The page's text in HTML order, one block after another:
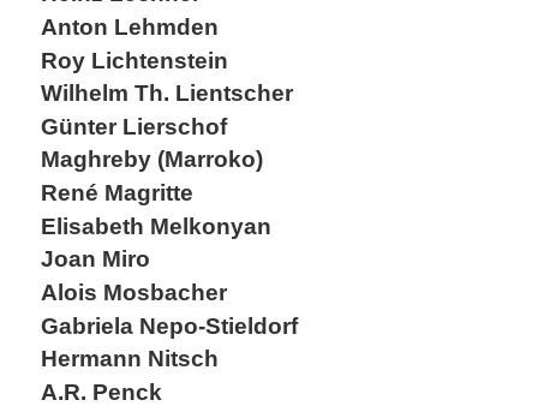
Anton Lehmden
Roy Lichtenstein
Wilhelm Th. Lientscher
Günter Lierschof
Maghreby (Marroko)
René Magritte
Elisabeth Melkonyan
Joan Miro
Alois Mosbacher
Gabriela Nepo-Stieldorf
Hermann Nitsch
A.R. Penck